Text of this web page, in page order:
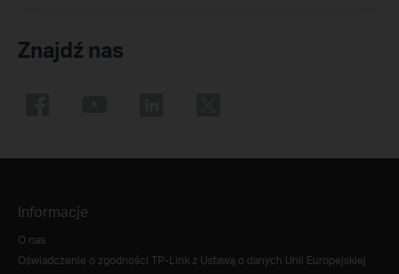
Znajdź nas
Informacje
O nas
Oświadczenie o zgodności TP-Link z Ustawą o danych Unii Europejskiej